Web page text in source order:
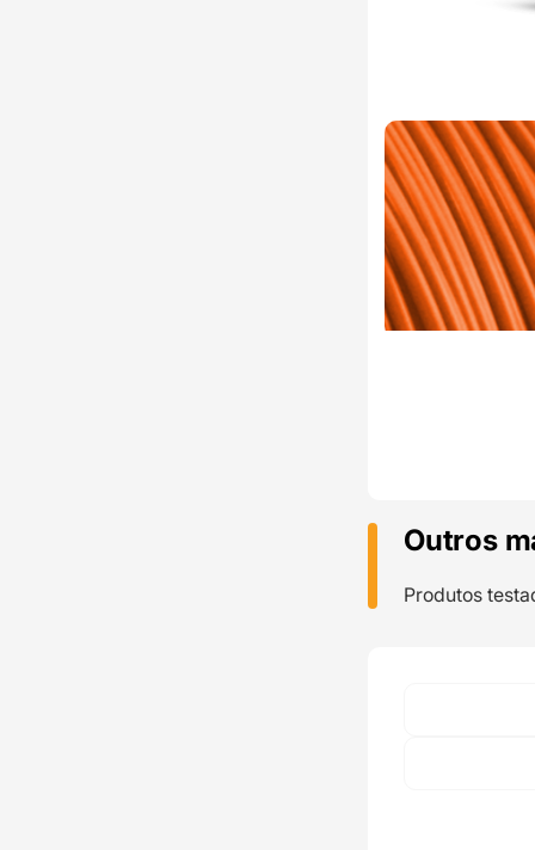
Outros
Produtos